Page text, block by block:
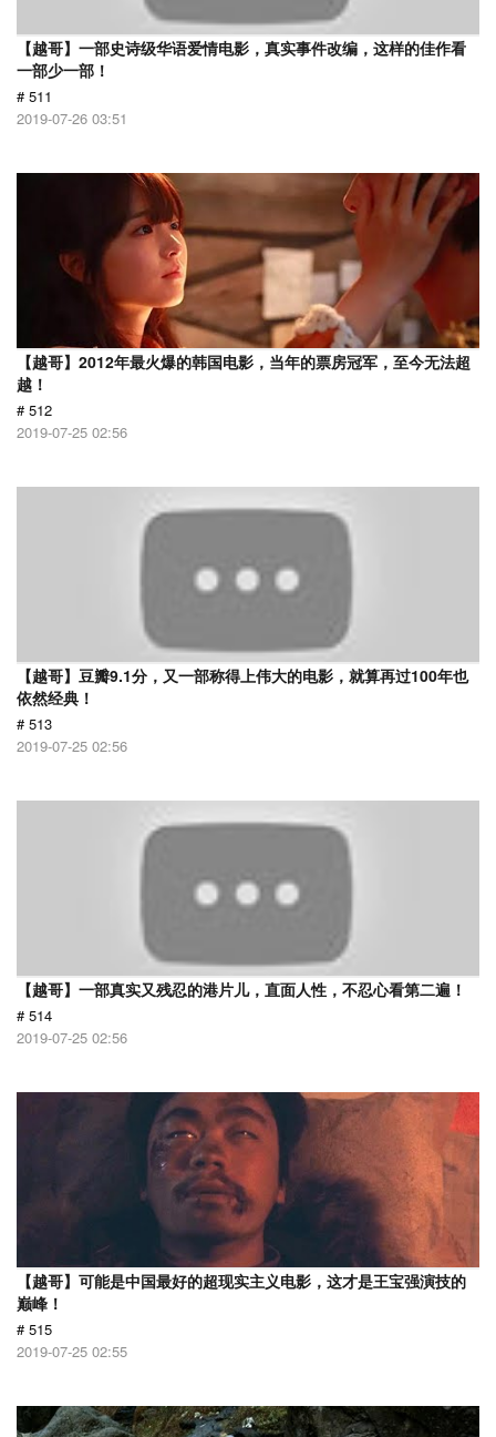
【越哥】一部史诗级华语爱情电影，真实事件改编，这样的佳作看
一部少一部！
# 511
2019-07-26 03:51
【越哥】2012年最火爆的韩国电影，当年的票房冠军，至今无法超
越！
# 512
2019-07-25 02:56
【越哥】豆瓣9.1分，又一部称得上伟大的电影，就算再过100年也
依然经典！
# 513
2019-07-25 02:56
【越哥】一部真实又残忍的港片儿，直面人性，不忍心看第二遍！
# 514
2019-07-25 02:56
【越哥】可能是中国最好的超现实主义电影，这才是王宝强演技的
巅峰！
# 515
2019-07-25 02:55